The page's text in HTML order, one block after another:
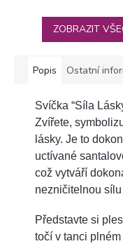
ZOBRAZIT
Popis Ostatní
Svíčka “Síla
Zvířete,
lásky. Je to
uctívané
což vytváří
nezničitelnou sílu
Představte si
točí v tanci